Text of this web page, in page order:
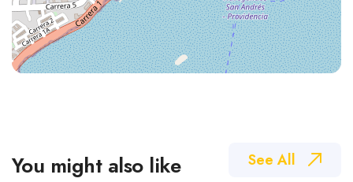
You might also like See All